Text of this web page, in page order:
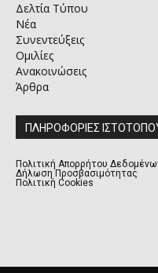
Δελτία Τύπου
Νέα
Συνεντεύξεις
Ομιλίες
Ανακοινώσεις
Άρθρα
ΠΛΗΡΟΦΟΡΙΕΣ
Πολιτική Απορρήτου
Δήλωση Προσβασιμότητας
Πολιτική Cookies